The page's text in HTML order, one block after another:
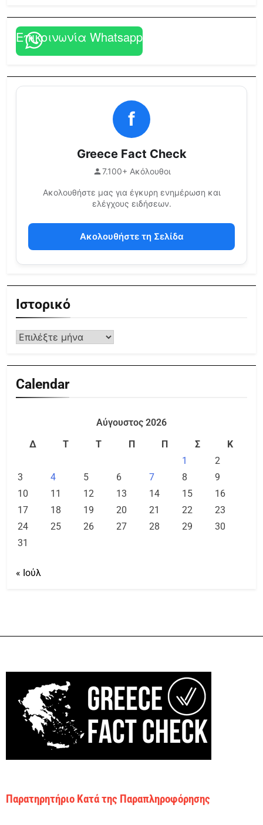
Επικοινωνία Whatsapp
f
Greece Fact Check
7.100+ Ακόλουθοι
Ακολουθήστε μας για έγκυρη ενημέρωση και
ελέγχους ειδήσεων.
Ακολουθήστε τη Σελίδα
Ιστορικό
Calendar
Αύγουστος 2026
Δ
Τ Τ Π Π Σ
Κ
1
2
3
4 5 6 7 8
9
10
11 12 13 14 15
16
17
18 19 20 21 22
23
24
25 26 27 28 29
30
31
« Ιούλ
Παρατηρητήριο Κατά της Παραπληροφόρησης